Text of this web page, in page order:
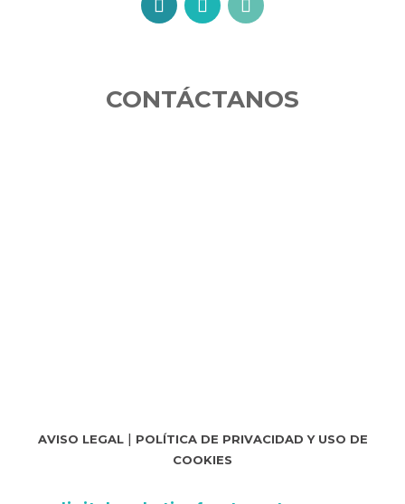
CONTÁCTANOS
AVISO LEGAL| POLÍTICA DE PRIVACIDAD Y USO DE
COOKIES